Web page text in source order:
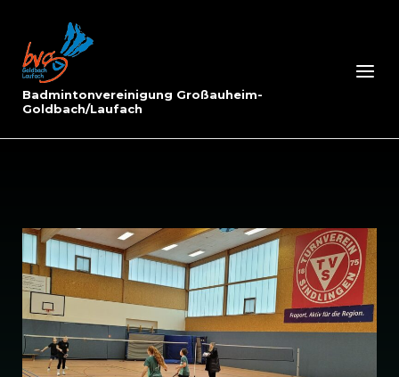
content
Badmintonvereinigung Großauheim-
Goldbach/Laufach
Menu